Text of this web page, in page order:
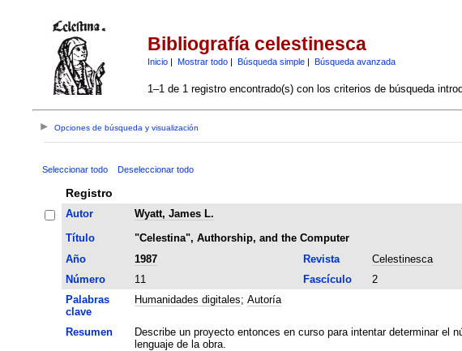
Bibliografía celestinesca
Inicio| Mostrar todo| Búsqueda simple| Búsqueda avanzada
1–1 de 1 registro encontrado(s) con los criterios de búsqueda
Opciones de búsqueda y visualización
Seleccionar todo Deseleccionar todo
Registro
Autor
Wyatt, James L.
Título
"Celestina", Authorship, and the Computer
Año
1987 Revista Celestinesca
Número
11 Fascículo 2
Palabras
clave
Humanidades digitales; Autoría
Resumen
Describe un proyecto entonces en curso para intentar determinar el
lenguaje de la obra.